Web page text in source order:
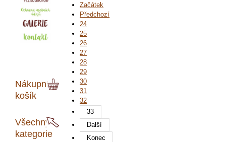
Nákupní
košík
Všechny
kategorie
Začátek
Předchozí
24
25
26
27
28
29
30
31
32
33
Další
Konec